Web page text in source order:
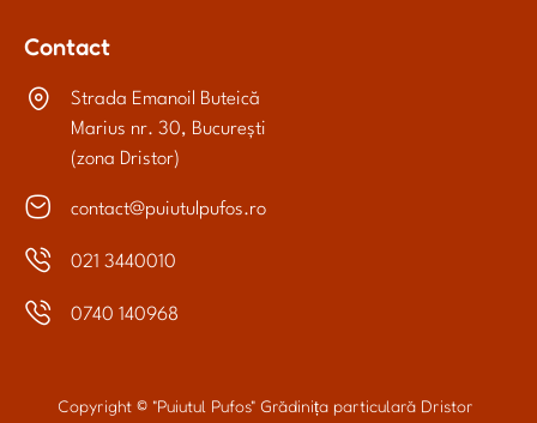
Contact
Strada Emanoil Buteică
Marius nr. 30, București
(zona Dristor)
contact@puiutulpufos.ro
021 3440010
0740 140968
Copyright © "Puiutul Pufos" Grădinița particulară Dristor